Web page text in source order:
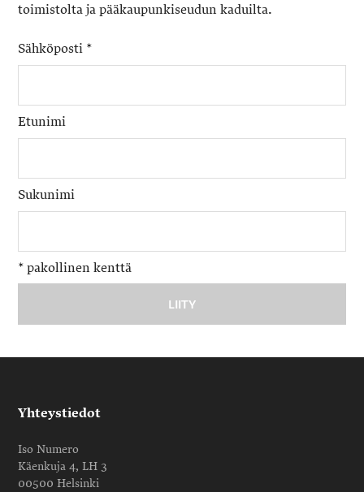
toimistolta ja pääkaupunkiseudun kaduilta.
Sähköposti *
Etunimi
Sukunimi
* pakollinen kenttä
Yhteystiedot
Iso Numero
Käenkuja 4, LH 3
00500 Helsinki